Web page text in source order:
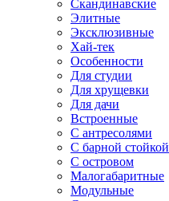
Скандинавские
Элитные
Эксклюзивные
Хай-тек
Особенности
Для студии
Для хрущевки
Для дачи
Встроенные
С антресолями
С барной стойкой
С островом
Малогабаритные
Модульные